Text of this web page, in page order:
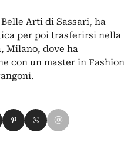
Arti di Sassari, ha
per poi trasferirsi nella
Milano, dove ha
con un master in Fashion
su Xsu LinkedIn
Condividi su Pinterest
Condividi su WhatsApp
Condividi su Email